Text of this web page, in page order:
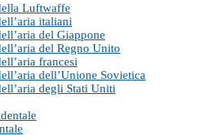
Luftwaffe
italiani
del Giappone
del Regno Unito
francesi
dell’Unione Sovietica
degli Stati Uniti